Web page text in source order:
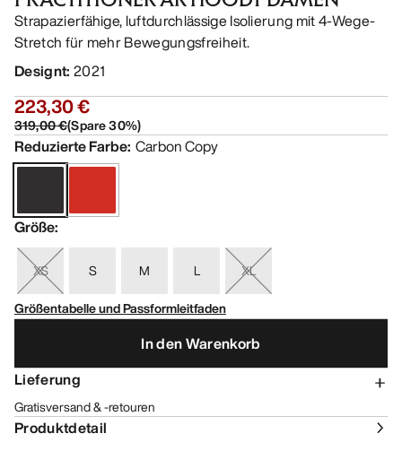
Strapazierfähige, luftdurchlässige Isolierung mit 4-Wege-
Stretch für mehr Bewegungsfreiheit.
Designt: 2021
223,30 €
319,00 €(Spare30%)
Reduzierte Farbe: Carbon Copy
Größe:
XS S M L
XL
Größentabelle und Passformleitfaden
In den Warenkorb
Lieferung
Gratisversand & -retouren
Produktdetail